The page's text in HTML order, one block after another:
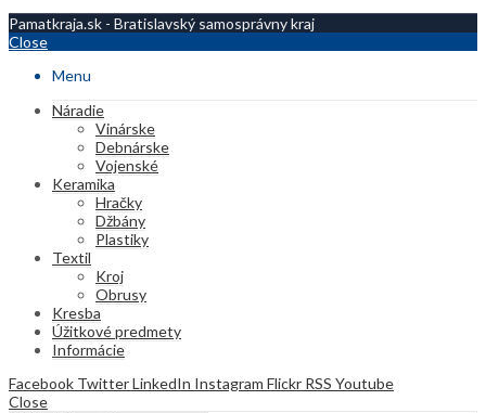
Pamatkraja.sk - Bratislavský samosprávny kraj
Close
Menu
Náradie
Vinárske
Debnárske
Vojenské
Keramika
Hračky
Džbány
Plastiky
Textil
Kroj
Obrusy
Kresba
Úžitkové predmety
Informácie
Facebook TwitterLinkedIn Instagram Flickr RSS Youtube
Close